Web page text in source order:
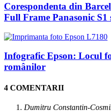
Corespondenta din
Full Frame Panasonic S1
Infografic Epson: Locul
românilor
4 COMENTARII
Dumitru Constantin-